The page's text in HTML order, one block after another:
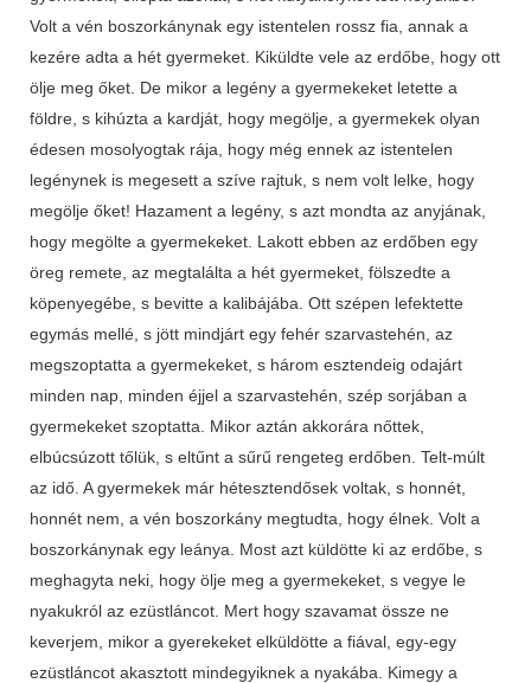
Volt a vén boszorkánynak egy istentelen rossz fia, annak a
kezére adta a hét gyermeket. Kiküldte vele az erdőbe, hogy ott
ölje meg őket. De mikor a legény a gyermekeket letette a
földre, s kihúzta a kardját, hogy megölje, a gyermekek olyan
édesen mosolyogtak rája, hogy még ennek az istentelen
legénynek is megesett a szíve rajtuk, s nem volt lelke, hogy
megölje őket! Hazament a legény, s azt mondta az anyjának,
hogy megölte a gyermekeket. Lakott ebben az erdőben egy
öreg remete, az megtalálta a hét gyermeket, fölszedte a
köpenyegébe, s bevitte a kalibájába. Ott szépen lefektette
egymás mellé, s jött mindjárt egy fehér szarvastehén, az
megszoptatta a gyermekeket, s három esztendeig odajárt
minden nap, minden éjjel a szarvastehén, szép sorjában a
gyermekeket szoptatta. Mikor aztán akkorára nőttek,
elbúcsúzott tőlük, s eltűnt a sűrű rengeteg erdőben. Telt-múlt
az idő. A gyermekek már hétesztendősek voltak, s honnét,
honnét nem, a vén boszorkány megtudta, hogy élnek. Volt a
boszorkánynak egy leánya. Most azt küldötte ki az erdőbe, s
meghagyta neki, hogy ölje meg a gyermekeket, s vegye le
nyakukról az ezüstláncot. Mert hogy szavamat össze ne
keverjem, mikor a gyerekeket elküldötte a fiával, egy-egy
ezüstláncot akasztott mindegyiknek a nyakába. Kimegy a